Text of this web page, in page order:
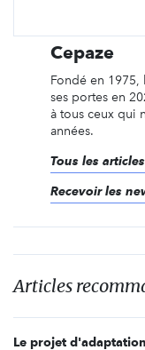
Cepaze
Fondé en 1975,
ses portes en
à tous ceux qui
années.
Tous les
Recevoir les
Articles